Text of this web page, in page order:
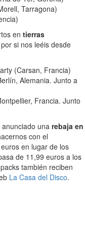
Tarragona)
en tierras
si nos leéis desde
(Carsan, Francia)
Alemania. Junto a
Francia. Junto
una rebaja en
con el
en lugar de los
de 11,99 euros a los
también reciben
La Casa del Disco.